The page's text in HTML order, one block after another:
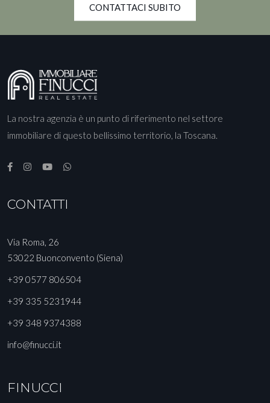
CONTATTACI SUBITO
La nostra agenzia è un punto di riferimento nel settore
immobiliare di questo bellissimo territorio, la Toscana.
CONTATTI
Via Roma, 26
53022 Buonconvento (Siena)
+39 0577 806504
+39 335 5231944
+39 348 9374388
info@finucci.it
FINUCCI